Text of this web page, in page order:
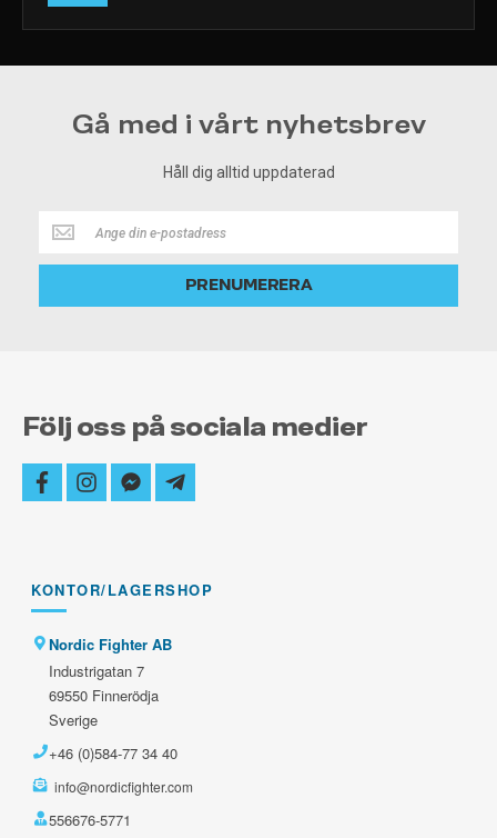
Gå med i vårt nyhetsbrev
Håll dig alltid uppdaterad
Håll
dig
alltid
PRENUMERERA
Följ oss på sociala medier
facebookinstagram
facebook-
messenger
telegram-
plane
KONTOR/LAGERSHOP
Nordic Fighter AB
Industrigatan 7
69550 Finnerödja
Sverige
+46 (0)584-77 34 40
info@nordicfighter.com
556676-5771